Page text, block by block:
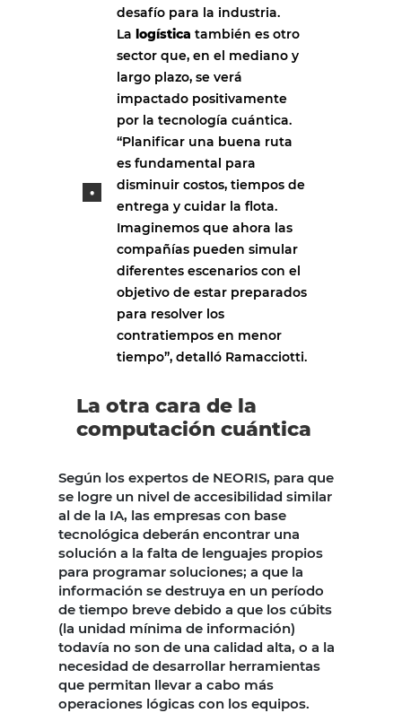
desafío para la industria.
La logística también es otro
sector que, en el mediano y
largo plazo, se verá
impactado positivamente
por la tecnología cuántica.
“Planificar una buena ruta
es fundamental para
disminuir costos, tiempos de
entrega y cuidar la flota.
Imaginemos que ahora las
compañías pueden simular
diferentes escenarios con el
objetivo de estar preparados
para resolver los
contratiempos en menor
tiempo”, detalló Ramacciotti.
La otra cara de la
computación cuántica
Según los expertos de NEORIS, para que
se logre un nivel de accesibilidad similar
al de la IA, las empresas con base
tecnológica deberán encontrar una
solución a la falta de lenguajes propios
para programar soluciones; a que la
información se destruya en un período
de tiempo breve debido a que los cúbits
(la unidad mínima de información)
todavía no son de una calidad alta, o a la
necesidad de desarrollar herramientas
que permitan llevar a cabo más
operaciones lógicas con los equipos.